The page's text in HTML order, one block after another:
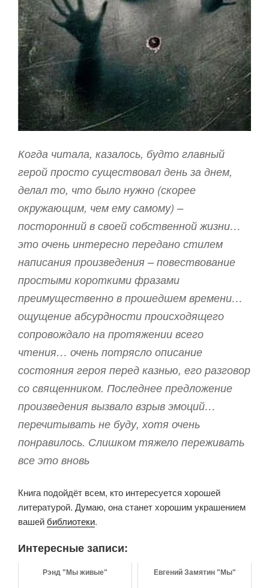
Когда читала, казалось, будто главный
герой просто существовал день за днем,
делал то, что было нужно (скорее
окружающим, чем ему самому) –
посторонний в своей собственной жизни…
это очень интересно передано стилем
написания произведения – повествование
простыми короткими фразами
преимущественно в прошедшем времени…
ощущение абсурдности происходящего
сопровождало на протяжении всего
чтения… очень потрясло описание
состояния героя перед казнью, его разговор
со священником. Последнее предложение
произведения вызвало взрыв эмоций…
перечитывать не буду, хотя очень
понравилось. Слишком тяжело переживать
все это вновь
Книга подойдёт всем, кто интересуется хорошей
литературой. Думаю, она станет хорошим украшением
вашейбиблиотеки.
Интересные записи:
Рэнд "Мы живые" Евгений Замятин "Мы"